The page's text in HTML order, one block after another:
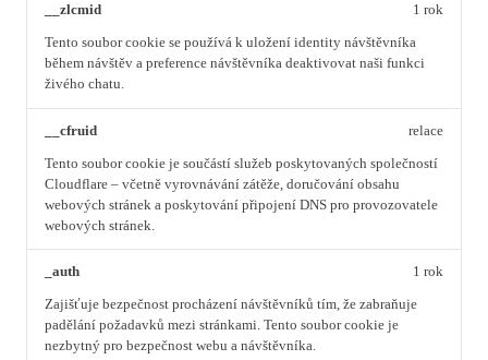
__zlcmid
Tento soubor cookie se používá k uložení identity návštěvníka
během návštěv a preference návštěvníka deaktivovat naši funkci
živého chatu.
1 rok
__cfruid
Tento soubor cookie je součástí služeb poskytovaných společností
Cloudflare – včetně vyrovnávání zátěže, doručování obsahu
webových stránek a poskytování připojení DNS pro provozovatele
webových stránek.
relace
_auth
Zajišťuje bezpečnost procházení návštěvníků tím, že zabraňuje
padělání požadavků mezi stránkami. Tento soubor cookie je
nezbytný pro bezpečnost webu a návštěvníka.
1 rok